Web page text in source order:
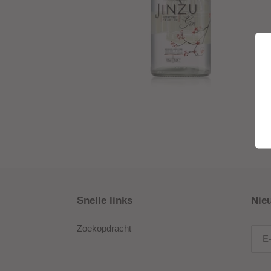
Snelle links
Zoekopdracht